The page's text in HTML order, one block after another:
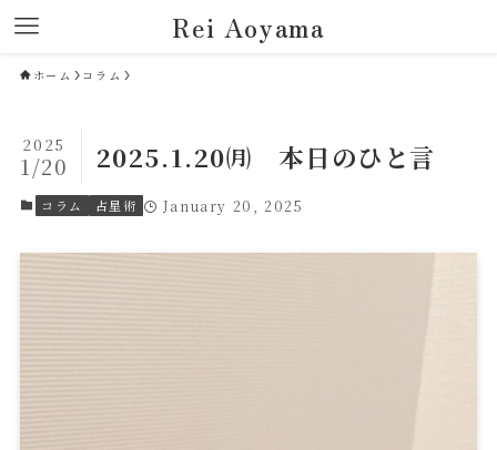
Rei Aoyama
ホーム コラム
2025.1.20㈪ 本日のひと言
2025
1/20
コラム 占星術 January 20, 2025